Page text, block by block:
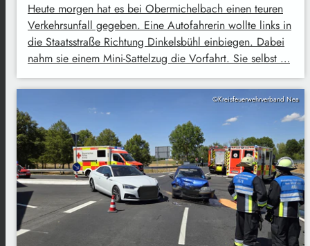
Heute morgen hat es bei Obermichelbach einen teuren
Verkehrsunfall gegeben. Eine Autofahrerin wollte links in
die Staatsstraße Richtung Dinkelsbühl einbiegen. Dabei
nahm sie einem Mini-Sattelzug die Vorfahrt. Sie selbst …
©Kreisfeuerwehrverband Nea